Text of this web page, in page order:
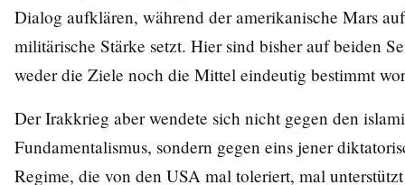
Dialog aufklären, während der amerikanische Mars auf
militärische Stärke setzt. Hier sind bisher auf beiden
weder die Ziele noch die Mittel eindeutig bestimmt
Der Irakkrieg aber wendete sich nicht gegen den
Fundamentalismus, sondern gegen eins jener
Regime, die von den USA mal toleriert, mal